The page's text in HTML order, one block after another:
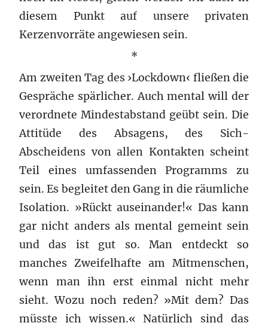
diesem Punkt auf unsere privaten
Kerzenvorräte angewiesen sein.
*
Am zweiten Tag des ›Lockdown‹ fließen die
Gespräche spärlicher. Auch mental will der
verordnete Mindestabstand geübt sein. Die
Attitüde des Absagens, des Sich-
Abscheidens von allen Kontakten scheint
Teil eines umfassenden Programms zu
sein. Es begleitet den Gang in die räumliche
Isolation. »Rückt auseinander!« Das kann
gar nicht anders als mental gemeint sein
und das ist gut so. Man entdeckt so
manches Zweifelhafte am Mitmenschen,
wenn man ihn erst einmal nicht mehr
sieht. Wozu noch reden? »Mit dem? Das
müsste ich wissen.« Natürlich sind das